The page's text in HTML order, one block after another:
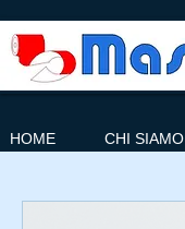
HOME CHI SIAMO